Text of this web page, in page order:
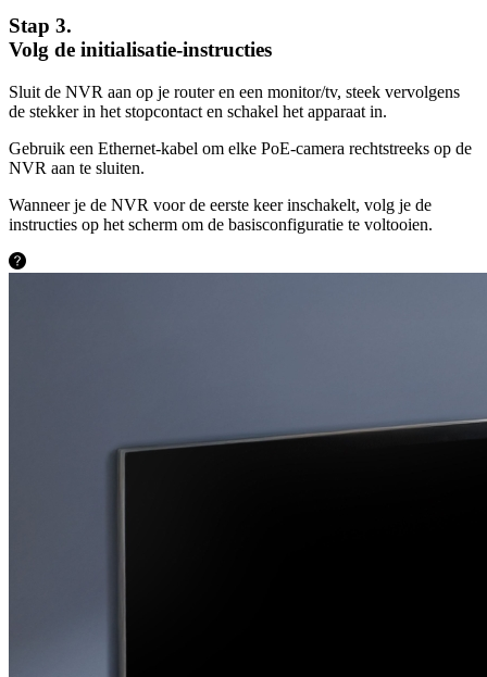
Stap 3.
Volg de initialisatie-instructies
Sluit de NVR aan op je router en een monitor/tv, steek vervolgens
de stekker in het stopcontact en schakel het apparaat in.
Gebruik een Ethernet-kabel om elke PoE-camera rechtstreeks op de
NVR aan te sluiten.
Wanneer je de NVR voor de eerste keer inschakelt, volg je de
instructies op het scherm om de basisconfiguratie te voltooien.